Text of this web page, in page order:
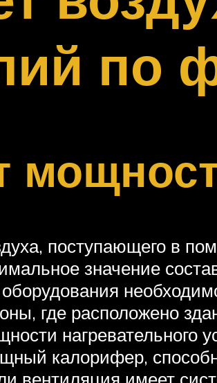
по
поступающего в
значение
оборудования
где расположено
нагревательного
калорифер,